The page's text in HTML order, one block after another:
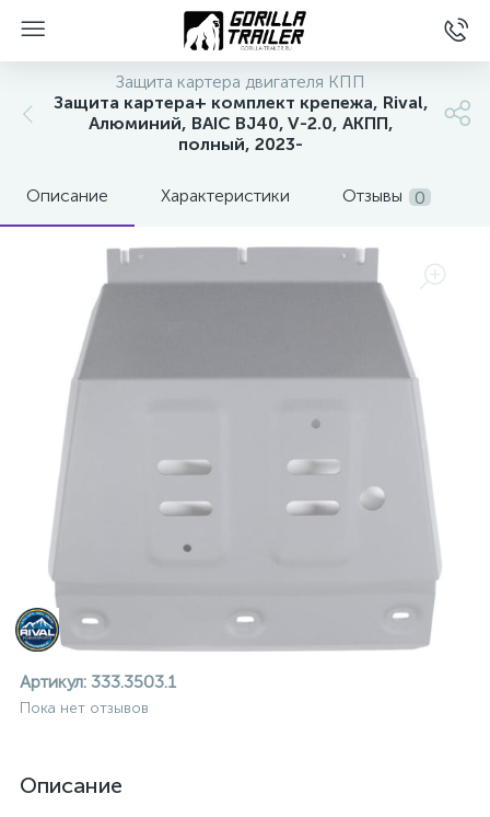
Защита картера двигателя КПП
Защита картера+ комплект крепежа, Rival,
Алюминий, BAIC BJ40, V-2.0, АКПП,
полный, 2023-
Описание Характеристики Отзывы 0
Артикул: 333.3503.1
Пока нет отзывов
Описание